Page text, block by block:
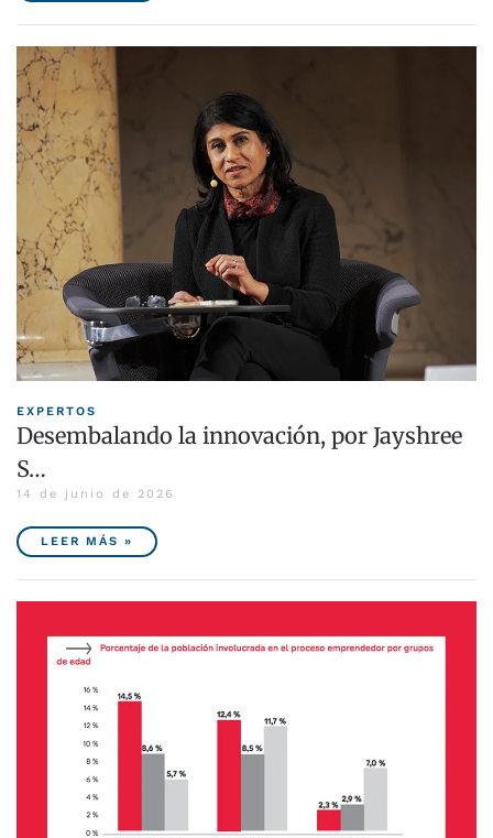
EXPERTOS
Desembalando la innovación, por Jayshree
S…
14 de junio de 2026
LEER MÁS »